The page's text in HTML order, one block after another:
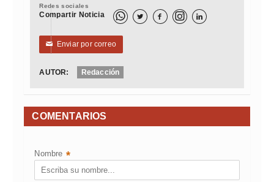
Redes sociales
Compartir Noticia   
✉ Enviar por correo
AUTOR: Redacción
COMENTARIOS
Nombre *